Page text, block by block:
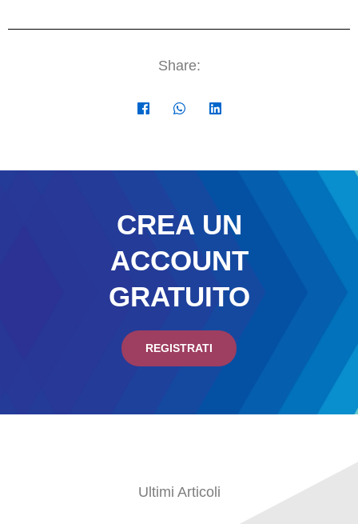
Share:
CREA UN
ACCOUNT
GRATUITO
REGISTRATI
Ultimi Articoli